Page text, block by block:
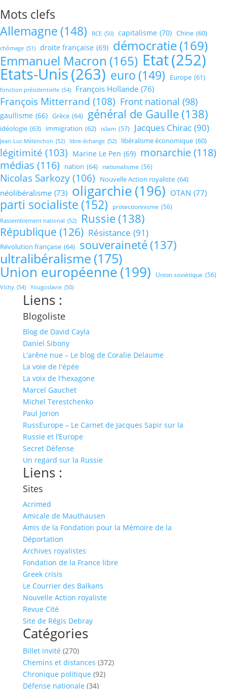
Mots clefs
Allemagne (148) BCE (50) capitalisme (70) Chine (60)
chômage (51) droite française (69) démocratie(169)
Emmanuel Macron (165) Etat(252)
Etats-Unis(263) euro (149) Europe (61)
fonction présidentielle (54) François Hollande (76)
François Mitterrand (108) Front national (98)
gaullisme (66) Grèce (64) général de Gaulle (138)
idéologie (63) immigration (62) islam (57) Jacques Chirac (90)
Jean-Luc Mélenchon (52) libre-échange (52) libéralisme économique (60)
légitimité (103) Marine Le Pen (69) monarchie(118)
médias (116) nation (64) nationalisme (56)
Nicolas Sarkozy(106) Nouvelle Action royaliste (64)
néolibéralisme (73) oligarchie(196) OTAN (77)
parti socialiste (152) protectionnisme (56)
Rassemblement national (52) Russie (138)
République (126) Résistance (91)
Révolution française (64) souveraineté (137)
ultralibéralisme (175)
Union européenne(199) Union soviétique (56)
Vichy (54) Yougoslavie (50)
Liens :
Blogoliste
Blog de David Cayla
Daniel Sibony
L'arêne nue – Le blog de Coralie Delaume
La voie de l'épée
La voix de l'hexagone
Marcel Gauchet
Michel Terestchenko
Paul Jorion
RussEurope – Le Carnet de Jacques Sapir sur la
Russie et l’Europe
Secret Défense
Un regard sur la Russie
Liens :
Sites
Acrimed
Amicale de Mauthausen
Amis de la Fondation pour la Mémoire de la
Déportation
Archives royalistes
Fondation de la France libre
Greek crisis
Le Courrier des Balkans
Nouvelle Action royaliste
Revue Cité
Site de Régis Debray
Catégories
Billet invité (270)
Chemins et distances (372)
Chronique politique (92)
Défense nationale (34)